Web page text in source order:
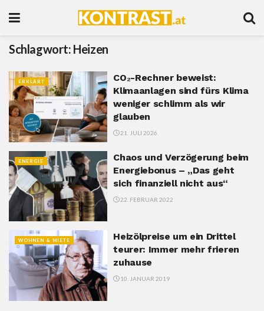
Schlagwort: Heizen
ERKLÄRT
CO₂-Rechner beweist:
Klimaanlagen sind fürs Klima
weniger schlimm als wir
glauben
21. JULI 2026
ENERGIE
Chaos und Verzögerung beim
Energiebonus – „Das geht
sich finanziell nicht aus“
22. FEBRUAR 2022
WOHNEN & MIETE
Heizölpreise um ein Drittel
teurer: Immer mehr frieren
zuhause
10. JANUAR 2019